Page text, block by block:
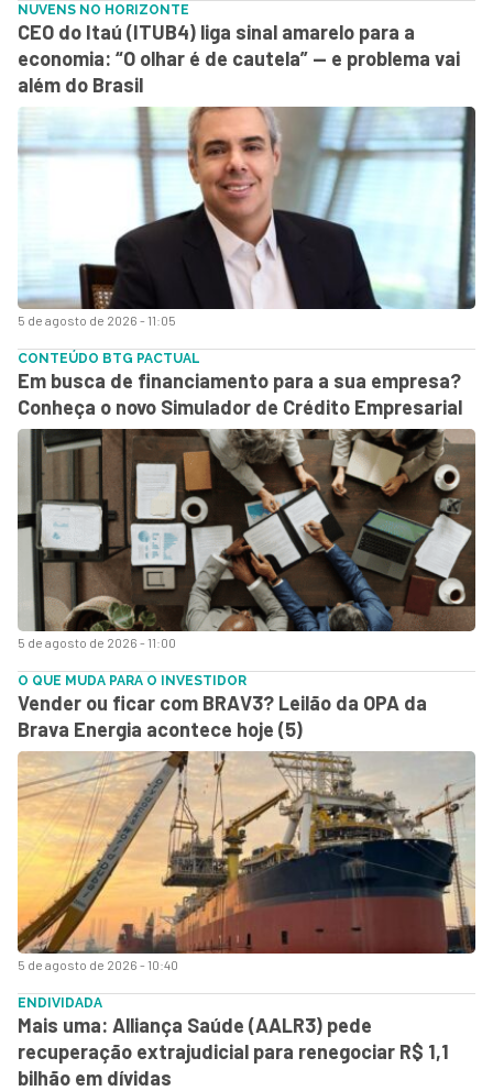
5 de agosto de 2026 - 11:05
NUVENS NO HORIZONTE
CEO do Itaú (ITUB4) liga sinal amarelo para a
economia: “O olhar é de cautela” — e problema vai
além do Brasil
5 de agosto de 2026 - 11:00
CONTEÚDO BTG PACTUAL
Em busca de financiamento para a sua empresa?
Conheça o novo Simulador de Crédito Empresarial
5 de agosto de 2026 - 10:40
O QUE MUDA PARA O INVESTIDOR
Vender ou ficar com BRAV3? Leilão da OPA da
Brava Energia acontece hoje (5)
ENDIVIDADA
Mais uma: Alliança Saúde (AALR3) pede
recuperação extrajudicial para renegociar R$ 1,1
bilhão em dívidas